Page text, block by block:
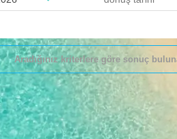
Aradığınız kriterlere göre sonuç